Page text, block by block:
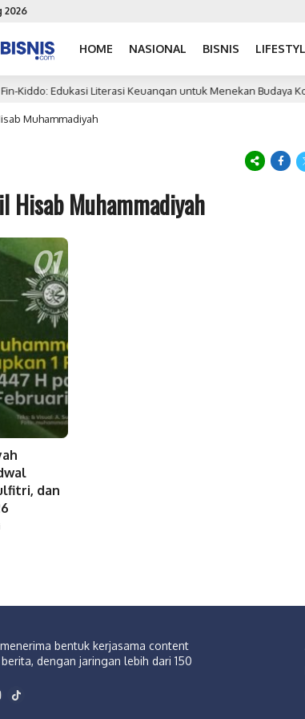
2026
HOME NASIONAL BISNIS
Kiddo: Edukasi Literasi Keuangan untuk Menekan Budaya
Muhammadiyah
Hisab Muhammadiyah
dan
bentuk kerjasama content
dengan jaringan lebih dari 150